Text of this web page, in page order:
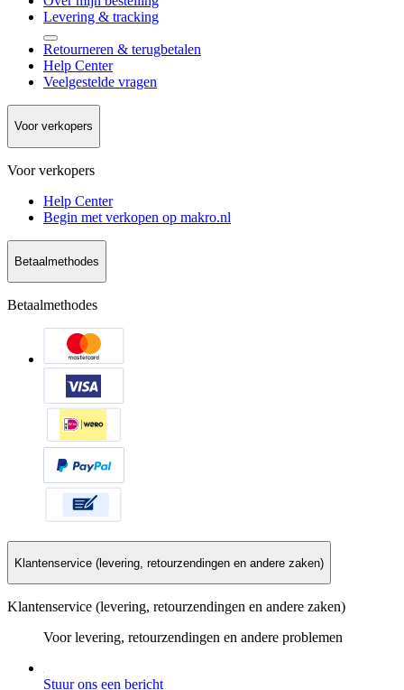
Levering & tracking
Retourneren & terugbetalen
Help Center
Veelgestelde vragen
Voor verkopers
Voor verkopers
Help Center
Begin met verkopen op makro.nl
Betaalmethodes
Betaalmethodes
Klantenservice (levering, retourzendingen en andere zaken)
Klantenservice (levering, retourzendingen en andere zaken)
Voor levering, retourzendingen en andere problemen
Stuur ons een bericht